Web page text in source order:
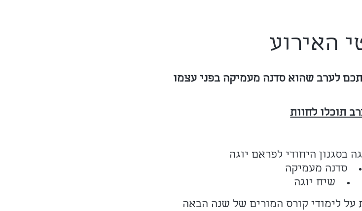
האירוע
לערב שהוא סדנה מעמיקה בפני עצמו
תוכלו לחוות
בסגנון היחודי לפראם יוגה
סדנה מעמיקה
שיח יוגה
על לימודי קורס המורים של שנה הבאה